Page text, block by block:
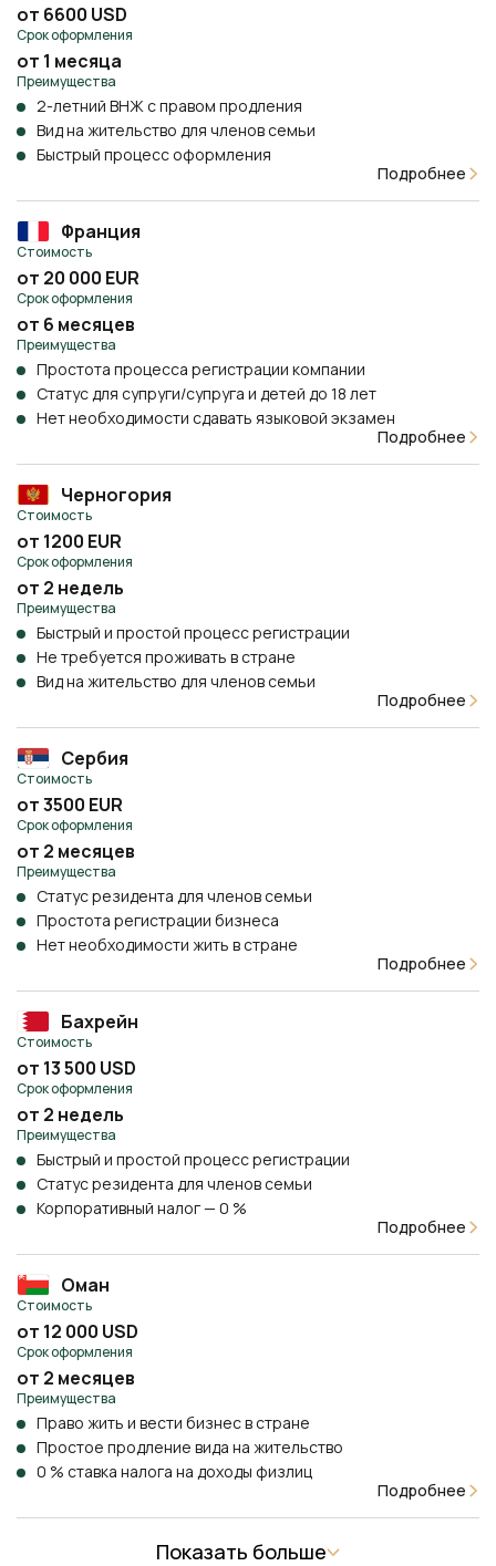
от 6600 USD
Срок оформления
от 1 месяца
Преимущества
2-летний ВНЖ с правом продления
Вид на жительство для членов семьи
Быстрый процесс оформления
Подробнее
Франция
Стоимость
от 20 000 EUR
Срок оформления
от 6 месяцев
Преимущества
Простота процесса регистрации компании
Статус для супруги/супруга и детей до 18 лет
Нет необходимости сдавать языковой экзамен
Подробнее
Черногория
Стоимость
от 1200 EUR
Срок оформления
от 2 недель
Преимущества
Быстрый и простой процесс регистрации
Не требуется проживать в стране
Вид на жительство для членов семьи
Подробнее
Сербия
Стоимость
от 3500 EUR
Срок оформления
от 2 месяцев
Преимущества
Статус резидента для членов семьи
Простота регистрации бизнеса
Нет необходимости жить в стране
Подробнее
Бахрейн
Стоимость
от 13 500 USD
Срок оформления
от 2 недель
Преимущества
Быстрый и простой процесс регистрации
Статус резидента для членов семьи
Корпоративный налог — 0 %
Подробнее
Оман
Стоимость
от 12 000 USD
Срок оформления
от 2 месяцев
Преимущества
Право жить и вести бизнес в стране
Простое продление вида на жительство
0 % ставка налога на доходы физлиц
Подробнее
Показать больше